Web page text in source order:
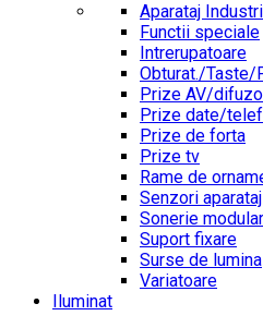
Aparataj
Functii speciale
Intrerupatoare
Obturat./Taste/
Prize AV/
Prize date/
Prize de forta
Prize tv
Rame de
Senzori aparataj
Sonerie
Suport fixare
Surse de lumina
Variatoare
Iluminat